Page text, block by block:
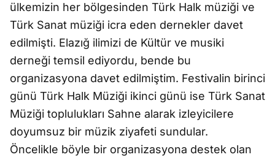
ülkemizin her bölgesinden Türk Halk müziği ve
Türk Sanat müziği icra eden dernekler davet
edilmişti. Elazığ ilimizi de Kültür ve musiki
derneği temsil ediyordu, bende bu
organizasyona davet edilmiştim. Festivalin birinci
günü Türk Halk Müziği ikinci günü ise Türk Sanat
Müziği toplulukları Sahne alarak izleyicilere
doyumsuz bir müzik ziyafeti sundular.
Öncelikle böyle bir organizasyona destek olan